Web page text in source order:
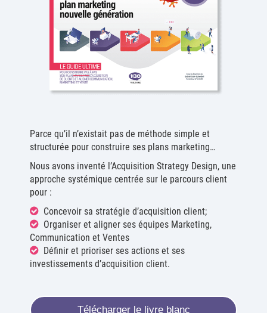
Parce qu’il n’existait pas de méthode simple et
structurée pour construire ses plans marketing…
Nous avons inventé l’Acquisition Strategy Design, une
approche systémique centrée sur le parcours client
pour :
Concevoir sa stratégie d’acquisition client;
Organiser et aligner ses équipes Marketing,
Communication et Ventes
Définir et prioriser ses actions et ses
investissements d’acquisition client.
Télécharger le livre blanc